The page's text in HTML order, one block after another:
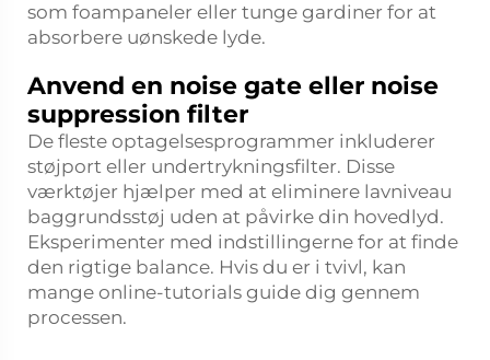
som foampaneler eller tunge gardiner for at
absorbere uønskede lyde.
Anvend en noise gate eller noise
suppression filter
De fleste optagelsesprogrammer inkluderer
støjport eller undertrykningsfilter. Disse
værktøjer hjælper med at eliminere lavniveau
baggrundsstøj uden at påvirke din hovedlyd.
Eksperimenter med indstillingerne for at finde
den rigtige balance. Hvis du er i tvivl, kan
mange online-tutorials guide dig gennem
processen.